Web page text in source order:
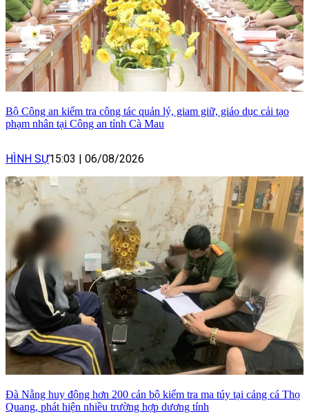
Bộ Công an kiểm tra công tác quản lý, giam giữ, giáo dục cải tạo
phạm nhân tại Công an tỉnh Cà Mau
HÌNH SỰ15:03 06/08/2026
Đà Nẵng huy động hơn 200 cán bộ kiểm tra ma túy tại cảng cá Thọ
Quang, phát hiện nhiều trường hợp dương tính